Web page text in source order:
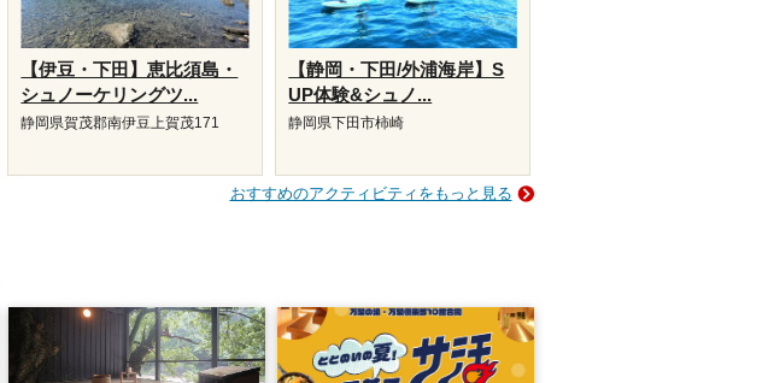
【伊豆・下田】恵比須島・
シュノーケリングツ...
静岡県賀茂郡南伊豆上賀茂171
【静岡・下田/外浦海岸】S
UP体験&シュノ...
静岡県下田市柿崎
おすすめのアクティビティをもっと見る